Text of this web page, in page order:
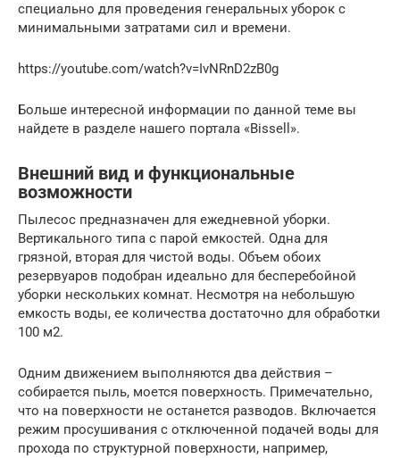
специально для проведения генеральных уборок с
минимальными затратами сил и времени.
https://youtube.com/watch?v=IvNRnD2zB0g
Больше интересной информации по данной теме вы
найдете в разделе нашего портала «Bissell».
Внешний вид и функциональные
возможности
Пылесос предназначен для ежедневной уборки.
Вертикального типа с парой емкостей. Одна для
грязной, вторая для чистой воды. Объем обоих
резервуаров подобран идеально для бесперебойной
уборки нескольких комнат. Несмотря на небольшую
емкость воды, ее количества достаточно для обработки
100 м2.
Одним движением выполняются два действия –
собирается пыль, моется поверхность. Примечательно,
что на поверхности не останется разводов. Включается
режим просушивания с отключенной подачей воды для
прохода по структурной поверхности, например,